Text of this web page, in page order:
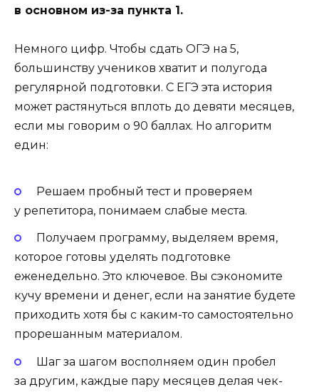
в основном из-за пункта 1.
Немного цифр. Чтобы сдать ОГЭ на 5,
большинству учеников хватит и полугода
регулярной подготовки. С ЕГЭ эта история
может растянуться вплоть до девяти месяцев,
если мы говорим о 90 баллах. Но алгоритм
един:
Решаем пробный тест и проверяем
у репетитора, понимаем слабые места.
Получаем программу, выделяем время,
которое готовы уделять подготовке
еженедельно. Это ключевое. Вы сэкономите
кучу времени и денег, если на занятие будете
приходить хотя бы с каким-то самостоятельно
прорешанным материалом.
Шаг за шагом восполняем один пробел
за другим, каждые пару месяцев делая чек-